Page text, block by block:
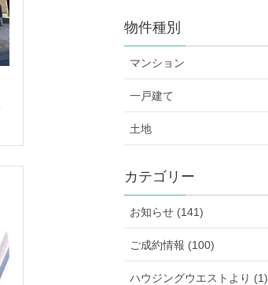
物件種別
マンション
一戸建て
土地
カテゴリー
お知らせ (141)
ご成約情報 (100)
ハウジングウエストより (1)